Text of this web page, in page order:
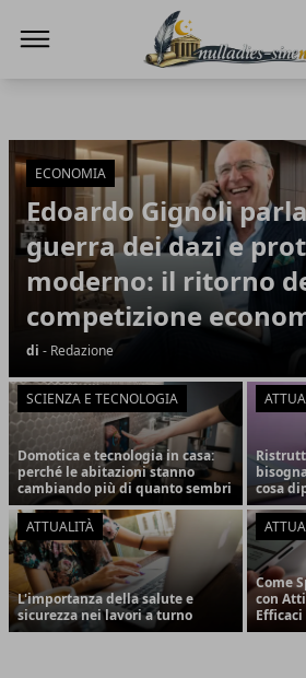
Articoli in Evidenza
ECONOMIA
Edoardo Gignoli
guerra dei dazi e
moderno: il ritorno
competizione
di - Redazione
SCIENZA E TECNOLOGIA
Domotica e tecnologia in casa:
perché le abitazioni stanno
cambiando più di quanto sembri
cosa
ATTUALITÀ
L'importanza della salute e
sicurezza nei lavori a turno
Come
con
Efficaci